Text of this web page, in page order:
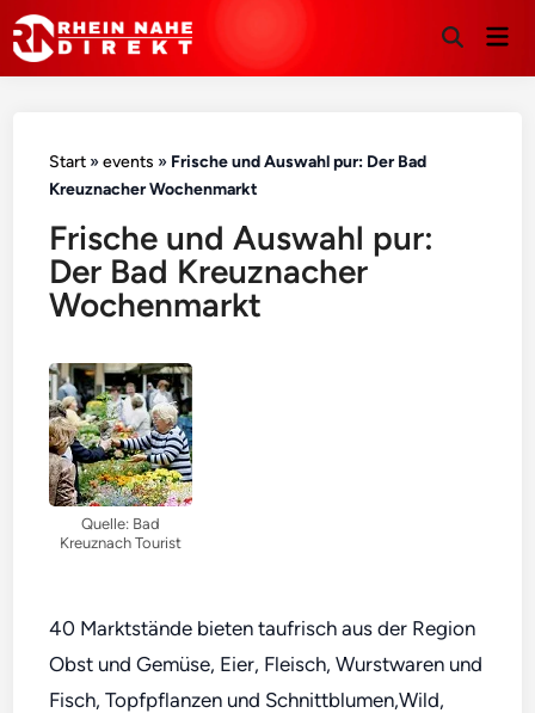
Suche
Start »events » Frische und Auswahl pur: Der Bad
Kreuznacher Wochenmarkt
Frische und Auswahl pur:
Der Bad Kreuznacher
Wochenmarkt
Quelle: Bad
Kreuznach Tourist
40 Marktstände bieten taufrisch aus der Region
Obst und Gemüse, Eier, Fleisch, Wurstwaren und
Fisch, Topfpflanzen und Schnittblumen,Wild,